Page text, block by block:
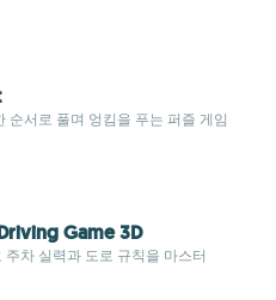
순서로 풀며 엉킴을 푸는 퍼즐 게임
Game 3D
주차 실력과 도로 규칙을 마스터